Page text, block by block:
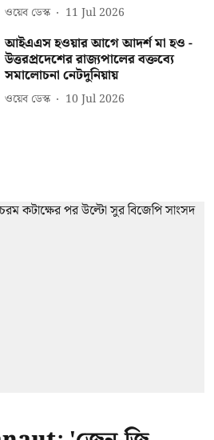
ওয়েব ডেস্ক 11 Jul 2026
আইএএস হওয়ার আগে আদর্শ মা হও -
উত্তরপ্রদেশের রাজ্যপালের বক্তব্যে
সমালোচনা নেটদুনিয়ায়
ওয়েব ডেস্ক 10 Jul 2026